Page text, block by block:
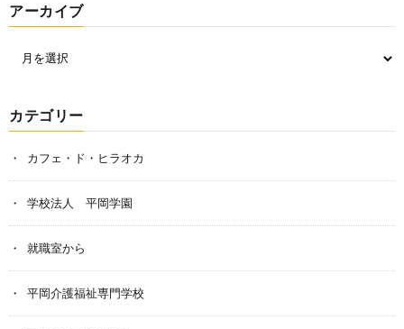
アーカイブ
カテゴリー
カフェ・ド・ヒラオカ
学校法人 平岡学園
就職室から
平岡介護福祉専門学校